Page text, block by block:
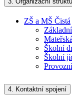
ZŠ a MŠ Čistá
Školní
Školní
4. Kontaktní spojení